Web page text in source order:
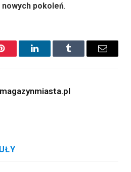
pokoleń.
Pinterest LinkedInTumblr Email